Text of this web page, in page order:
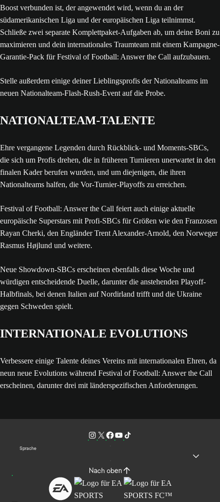
Boost verbunden ist, der angewendet wird, wenn du an der
südamerikanischen Liga und der europäischen Liga teilnimmst.
Schließe zwei separate Komplettpaket-Aufgaben ab, um deine Boni zu
maximieren und dein internationales Traumteam mit einem Kampagne-
Garantie-Pack für Festival of Football: Answer the Call aufzubauen.
Stelle außerdem einige deiner Lieblingsprofis der Nationalteams im
neuen Nationalteam-Flash-Rush-Event auf die Probe.
NATIONALTEAM-TALENTE
Ehre vergangene Legenden durch Rückblick- und Moments-SBCs,
die sich um Profis drehen, die in früheren Turnieren unerwartet in den
finalen Kader berufen wurden, und um diejenigen, die ihren
Nationalteams halfen, die Vor-Turnier-Playoffs zu erreichen.
Festival of Football: Answer the Call feiert auch einige aktuelle
europäische Superstars mit Profi-SBCs für Größen wie den Franzosen
Rayan Cherki, den Engländer Trent Alexander-Arnold, den Norweger
Rasmus Højlund und weitere.
Neue Showdown-SBCs erscheinen ebenfalls diese Woche und
würdigen entscheidende Duelle, darunter die anstehenden Playoff-
Halbfinals, bei denen Italien auf Nordirland trifft und die Ukraine
gegen Schweden spielt.
INTERNATIONALE EVOLUTIONS
Verbessere einige Talente deines Vereins mit internationalen Ehren, da
neun neue Evolutions während Festival of Football: Answer the Call
erscheinen, darunter drei mit länderspezifischen Anforderungen.
Sprache
Nach oben